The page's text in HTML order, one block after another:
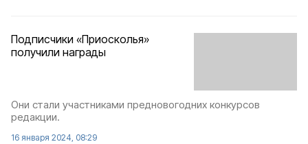
Подписчики «Приосколья»
получили награды
Они стали участниками предновогодних конкурсов
редакции.
16 января 2024, 08:29